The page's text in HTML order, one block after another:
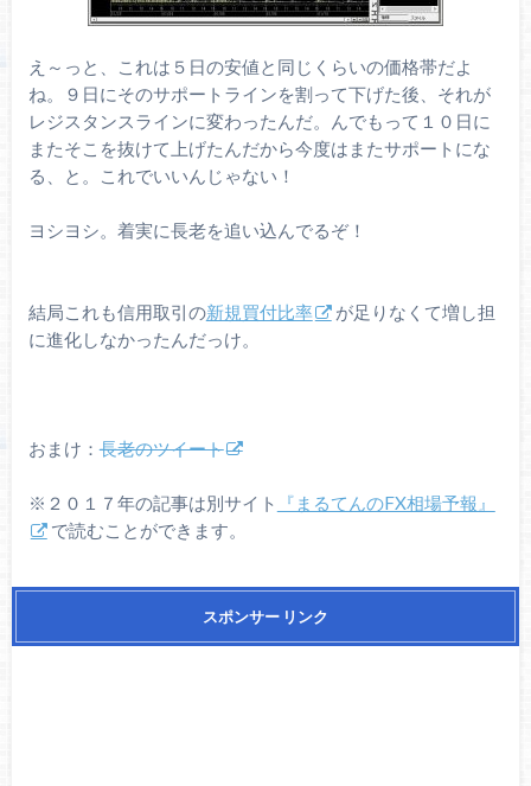
え～っと、これは５日の安値と同じくらいの価格帯だよ
ね。９日にそのサポートラインを割って下げた後、それが
レジスタンスラインに変わったんだ。んでもって１０日に
またそこを抜けて上げたんだから今度はまたサポートにな
る、と。これでいいんじゃない！
ヨシヨシ。着実に長老を追い込んでるぞ！
結局これも信用取引の新規買付比率
が足りなくて増し担
に進化しなかったんだっけ。
おまけ：長老のツイート
※２０１７年の記事は別サイト
『まるてんのFX相場予報』
で読むことができます。
スポンサー リンク